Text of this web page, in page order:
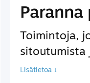
Toimintoja,
Lisätietoa ↓